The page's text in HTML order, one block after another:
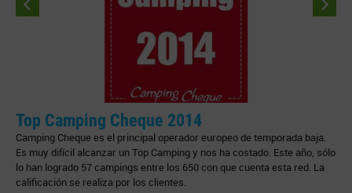
Top Camping Cheque 2014
Camping Cheque es el principal operador europeo de temporada baja.
Es muy difícil alcanzar un Top Camping y nos ha costado. Este año, sólo
lo han logrado 57 campings entre los 650 con que cuenta esta red. La
calificación se realiza por los clientes.